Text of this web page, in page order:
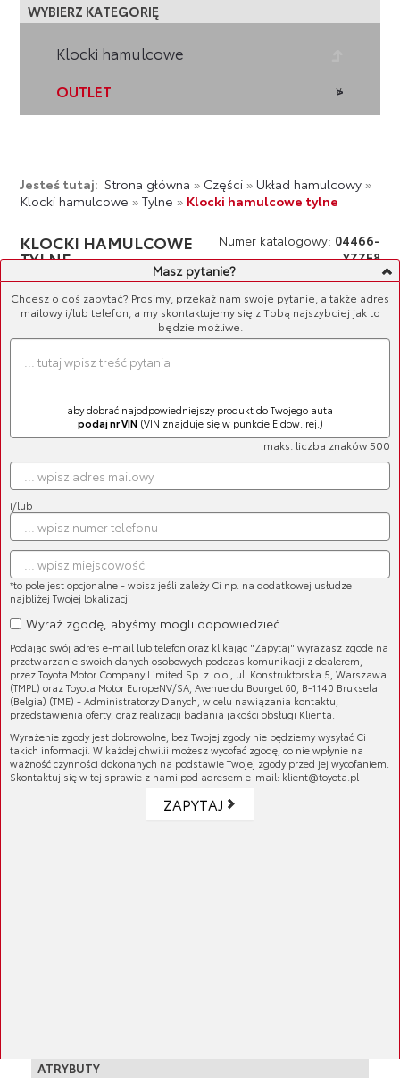
WYBIERZ KATEGORIĘ
Klocki hamulcowe
OUTLET
Jesteś tutaj: Strona główna » Części» Układ hamulcowy»
Klocki hamulcowe »Tylne » Klocki hamulcowe tylne
KLOCKI HAMULCOWE
TYLNE
Numer katalogowy: 04466-
YZZE8
281,94 zł
Być może najważniejszym elementem
bezpieczeństwa każdego samochodu są klocki
hamulcowe. Elementy te współpracując z
tarczą hamulcową powodują zmniejszenie
prędkości pojazdu lub jego bezpieczne
zatrzymanie. To także części hamulca, które
wymagają regularnej wymiany. Niesprawne
przy ograniczonym powstawaniu wibracji o
RAV4
ATRYBUTY
Masz pytanie?
Chcesz o coś zapytać? Prosimy, przekaż nam swoje pytanie, a także adres
mailowy i/lub telefon, a my skontaktujemy się z Tobą najszybciej jak to
będzie możliwe.
maks. liczba znaków 500
aby dobrać najodpowiedniejszy produkt do Twojego auta
podaj nr VIN(VIN znajduje się w punkcie E dow. rej.)
i/lub
*to pole jest opcjonalne - wpisz jeśli zależy Ci np. na dodatkowej usłudze
najbliżej Twojej lokalizacji
Wyraź zgodę, abyśmy mogli odpowiedzieć
Podając swój adres e-mail lub telefon oraz klikając "Zapytaj" wyrażasz zgodę na
przetwarzanie swoich danych osobowych podczas komunikacji z dealerem,
przez Toyota Motor Company Limited Sp. z. o.o., ul. Konstruktorska 5, Warszawa
(TMPL) oraz Toyota Motor EuropeNV/SA, Avenue du Bourget 60, B-1140 Bruksela
(Belgia) (TME) - Administratorzy Danych, w celu nawiązania kontaktu,
przedstawienia oferty, oraz realizacji badania jakości obsługi Klienta.
Wyrażenie zgody jest dobrowolne, bez Twojej zgody nie będziemy wysyłać Ci
takich informacji. W każdej chwilii możesz wycofać zgodę, co nie wpłynie na
ważność czynności dokonanych na podstawie Twojej zgody przed jej wycofaniem.
Skontaktuj się w tej sprawie z nami pod adresem e-mail: klient@toyota.pl
ZAPYTAJ